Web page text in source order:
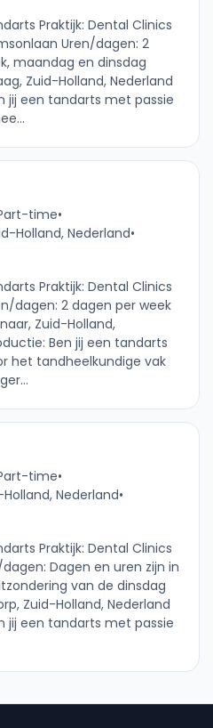
Praktijk: Dental Clinics
Uren/dagen: 2
maandag en dinsdag
Zuid-Holland, Nederland
jij een tandarts met passie
time•
Holland, Nederland•
Praktijk: Dental Clinics
dagen: 2 dagen per week
Zuid-Holland,
Ben jij een tandarts
het tandheelkundige vak
time•
Nederland•
Praktijk: Dental Clinics
Dagen en uren zijn in
van de dinsdag
Zuid-Holland, Nederland
jij een tandarts met passie